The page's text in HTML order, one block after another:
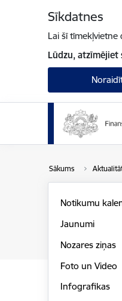
Sīkdatnes
Lai šī
Lūdzu, atzīmējiet
Sākums
Notikumu
Jaunumi
Nozares ziņas
Foto un Video
Infografikas